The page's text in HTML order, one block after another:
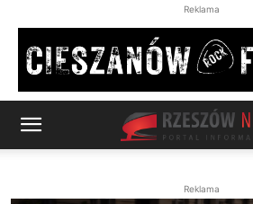
Reklama
Reklama